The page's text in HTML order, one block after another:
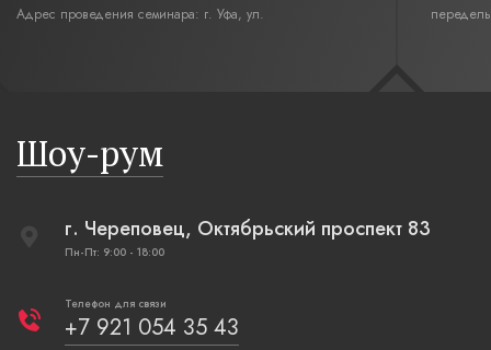
Адрес проведения семинара: г. Уфа, ул.
Шоу-рум
г. Череповец, Октябрьский проспект 83
Пн-Пт: 9:00 - 18:00
Телефон для связи
+7 921 054 35 43